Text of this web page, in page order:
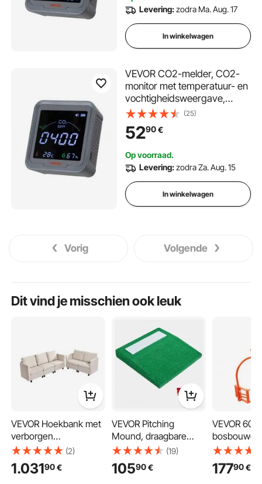
wandmontage
Levering:zodra Ma. Aug. 17
In winkelwagen
VEVOR CO2-melder, CO2-
monitor met temperatuur- en
vochtigheidsweergave,
NDIR-sensor,
koolstofdioxidemeter, CO2-
detector voor buitengebruik,
wandmontage mogelijk
(25)
5290€
Op voorraad.
Levering:zodra Za. Aug. 15
In winkelwagen
Vorig Volgende
Dit vind je misschien ook leuk
VEVOR Hoekbank met
verborgen
opbergruimte,
modulaire bank met
veerkrachtig schuim,
(2)
1.03190€
VEVOR Pitching
Mound, draagbare
honkbal pitcher
mound, 31 inch
pitchtrainingsapparatu
(19)
10590€
VEVOR 609
klauwen,
sleepgrijper,
17790€